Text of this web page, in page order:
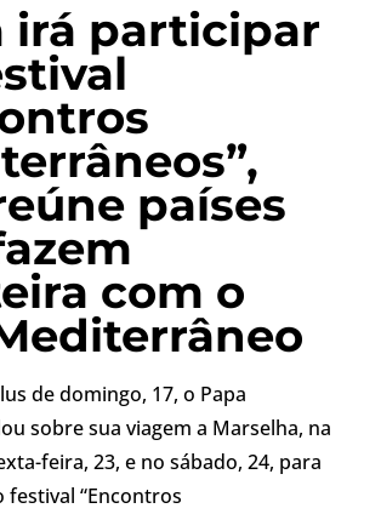
irá participar
países
com o
de domingo, 17, o Papa
sobre sua viagem a Marselha, na
feira, 23, e no sábado, 24, para
“Encontros